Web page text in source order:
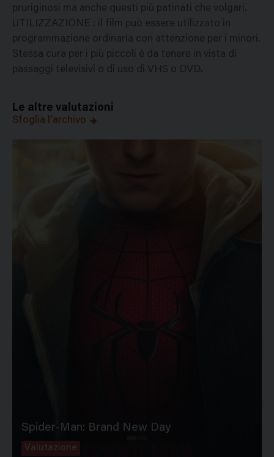
pruriginosi ma anche questi più patinati che volgari.
UTILIZZAZIONE : il film può essere utilizzato in
programmazione ordinaria con attenzione per i minori.
Stessa cura per i più piccoli é da tenere in vista di
passaggi televisivi o di uso di VHS o DVD.
Le altre valutazioni
Sfoglia l'archivo
Spider-Man: Brand New Day
Valutazione